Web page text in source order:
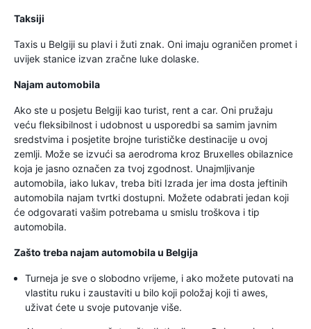
Taksiji
Taxis u Belgiji su plavi i žuti znak. Oni imaju ograničen promet i
uvijek stanice izvan zračne luke dolaske.
Najam automobila
Ako ste u posjetu Belgiji kao turist, rent a car. Oni pružaju
veću fleksibilnost i udobnost u usporedbi sa samim javnim
sredstvima i posjetite brojne turističke destinacije u ovoj
zemlji. Može se izvući sa aerodroma kroz Bruxelles obilaznice
koja je jasno označen za tvoj zgodnost. Unajmljivanje
automobila, iako lukav, treba biti Izrada jer ima dosta jeftinih
automobila najam tvrtki dostupni. Možete odabrati jedan koji
će odgovarati vašim potrebama u smislu troškova i tip
automobila.
Zašto treba najam automobila u Belgija
Turneja je sve o slobodno vrijeme, i ako možete putovati na
vlastitu ruku i zaustaviti u bilo koji položaj koji ti awes,
uživat ćete u svoje putovanje više.